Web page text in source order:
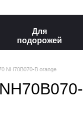
Для
подорожей
NH70B070-B orange